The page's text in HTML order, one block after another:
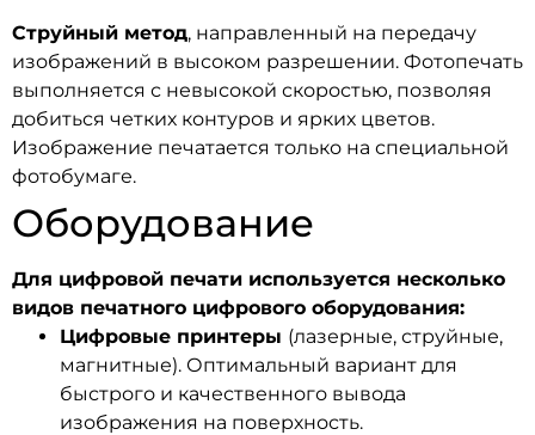
Струйный метод, направленный на передачу
изображений в высоком разрешении. Фотопечать
выполняется с невысокой скоростью, позволяя
добиться четких контуров и ярких цветов.
Изображение печатается только на специальной
фотобумаге.
Оборудование
Для цифровой печати используется несколько
видов печатного цифрового оборудования:
Цифровые принтеры (лазерные, струйные,
магнитные). Оптимальный вариант для
быстрого и качественного вывода
изображения на поверхность.